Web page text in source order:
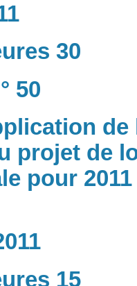
30
50
projet de
pour
15